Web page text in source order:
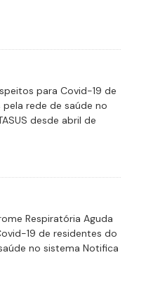
para Covid-19 de
rede de saúde no
desde abril de
Respiratória Aguda
19 de residentes do
no sistema Notifica